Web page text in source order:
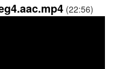
(22:56)